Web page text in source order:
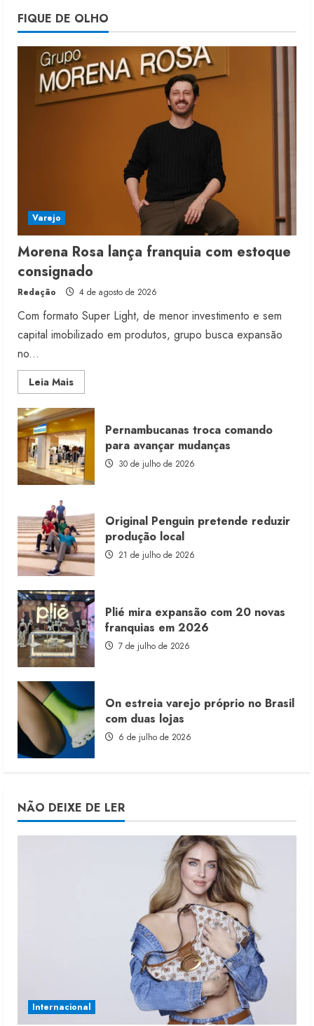
5
Morena Rosa lança franquia com
estoque consignado
4 de agosto de 2026
FIQUE DE OLHO
Varejo
Morena Rosa lança franquia com estoque
consignado
Redação 4 de agosto de 2026
Com formato Super Light, de menor investimento e sem
capital imobilizado em produtos, grupo busca expansão
no...
Leia MaisRead
more
Morena
Rosa
lança
franquia
com
estoque
consignado
Pernambucanas troca comando
para avançar mudanças
30 de julho de 2026
Original Penguin pretende reduzir
produção local
21 de julho de 2026
Plié mira expansão com 20 novas
franquias em 2026
7 de julho de 2026
On estreia varejo próprio no Brasil
com duas lojas
6 de julho de 2026
NÃO DEIXE DE LER
Internacional